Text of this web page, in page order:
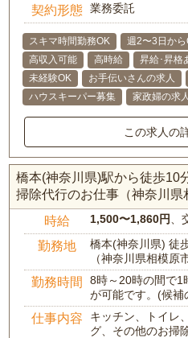
契約形態 業務委託
スキマ時間勤務OK 週2〜3日から
高収入可能
高時給 昇給･昇格
未経験OK
お手伝いさんの求人
ハウスキーパー募集
家政婦の求人
この求人の
橋本(神奈川県)駅から徒歩10
掃除代行のお仕事（神奈川県
時給 1,500〜1,860円
勤務地
橋本(神奈川県) 徒
（神奈川県相模原
勤務時間
8時～20時の間で1
が可能です。(候補
仕事内容
キッチン、トイレ
グ、その他のお掃